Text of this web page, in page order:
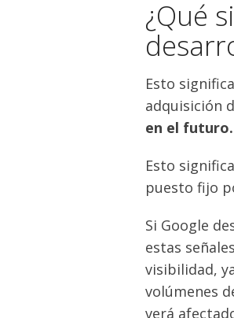
¿Qué
Esto
adquisición
en el futuro.
Esto
puesto fijo
Si Google
estas
visibilidad,
volúmenes
verá